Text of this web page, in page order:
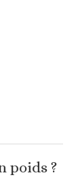
poids ?